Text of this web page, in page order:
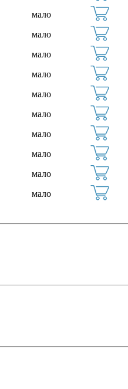
мало
мало
мало
мало
мало
мало
мало
мало
мало
мало